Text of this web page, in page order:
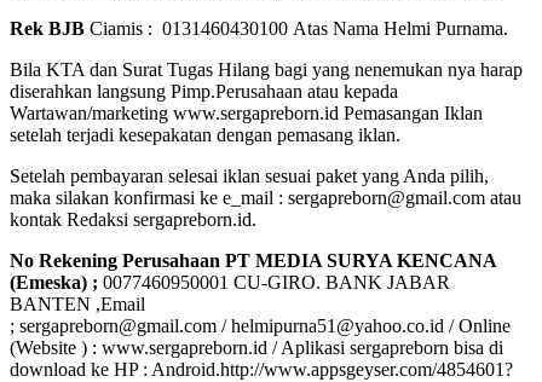
Rek BJB Ciamis : 0131460430100 Atas Nama Helmi Purnama.
Bila KTA dan Surat Tugas Hilang bagi yang nenemukan nya harap
diserahkan langsung Pimp.Perusahaan atau kepada
Wartawan/marketing www.sergapreborn.id Pemasangan Iklan
setelah terjadi kesepakatan dengan pemasang iklan.
Setelah pembayaran selesai iklan sesuai paket yang Anda pilih,
maka silakan konfirmasi ke e_mail : sergapreborn@gmail.com atau
kontak Redaksi sergapreborn.id.
No Rekening Perusahaan PT MEDIA SURYA KENCANA
(Emeska) ; 0077460950001 CU-GIRO. BANK JABAR
BANTEN ,Email
; sergapreborn@gmail.com / helmipurna51@yahoo.co.id / Online
(Website ) : www.sergapreborn.id / Aplikasi sergapreborn bisa di
download ke HP : Android.http://www.appsgeyser.com/4854601?